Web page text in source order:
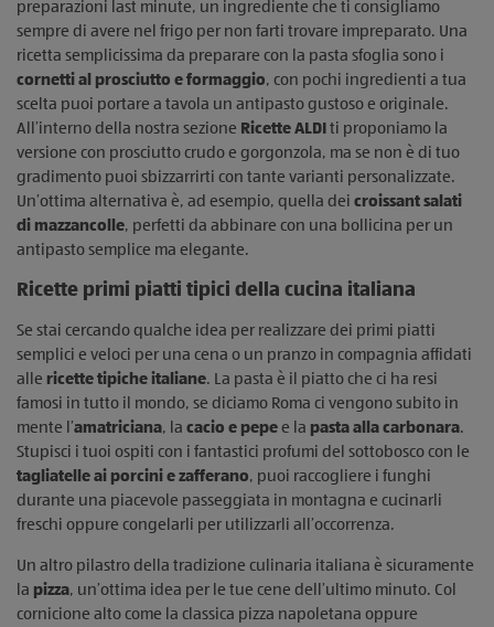
preparazioni last minute, un ingrediente che ti consigliamo
sempre di avere nel frigo per non farti trovare impreparato. Una
ricetta semplicissima da preparare con la pasta sfoglia sono i
cornetti al prosciutto e formaggio, con pochi ingredienti a tua
scelta puoi portare a tavola un antipasto gustoso e originale.
All’interno della nostra sezione Ricette ALDI ti proponiamo la
versione con prosciutto crudo e gorgonzola, ma se non è di tuo
gradimento puoi sbizzarrirti con tante varianti personalizzate.
Un’ottima alternativa è, ad esempio, quella dei croissant salati
di mazzancolle, perfetti da abbinare con una bollicina per un
antipasto semplice ma elegante.
Ricette primi piatti tipici della cucina italiana
Se stai cercando qualche idea per realizzare dei primi piatti
semplici e veloci per una cena o un pranzo in compagnia affidati
alle ricette tipiche italiane. La pasta è il piatto che ci ha resi
famosi in tutto il mondo, se diciamo Roma ci vengono subito in
mente l’amatriciana, la cacio e pepe e la pasta alla carbonara.
Stupisci i tuoi ospiti con i fantastici profumi del sottobosco con le
tagliatelle ai porcini e zafferano, puoi raccogliere i funghi
durante una piacevole passeggiata in montagna e cucinarli
freschi oppure congelarli per utilizzarli all’occorrenza.
Un altro pilastro della tradizione culinaria italiana è sicuramente
la pizza, un’ottima idea per le tue cene dell’ultimo minuto. Col
cornicione alto come la classica pizza napoletana oppure